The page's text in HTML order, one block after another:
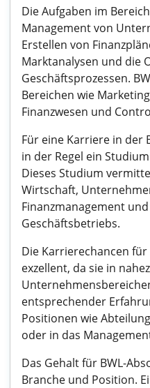
Die Aufgaben im
Management von
Erstellen von
Marktanalysen und die
Geschäftsprozessen.
Bereichen wie
Finanzwesen und
Für eine Karriere in
in der Regel ein
Dieses Studium
Wirtschaft,
Finanzmanagement
Geschäftsbetriebs.
Die Karrierechancen
exzellent, da sie in
entsprechender
Positionen wie
oder in das
Das Gehalt für BWL-
Branche und Position.